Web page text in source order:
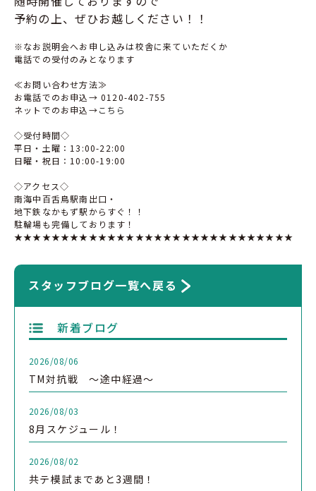
予約の上、ぜひお越しください！！
※なお説明会へお申し込みは校舎に来ていただくか
電話での受付のみとなります
≪お問い合わせ方法≫
お電話でのお申込→ 0120-402-755
ネットでのお申込→こちら
◇受付時間◇
平日・土曜：13:00-22:00
日曜・祝日：10:00-19:00
◇アクセス◇
南海中百舌鳥駅南出口・
地下鉄なかもず駅からすぐ！！
駐輪場も完備しております！
★★★★★★★★★★★★★★★★★★★★★★★★★★★★★★
スタッフブログ一覧へ戻る
新着ブログ
2026/08/06
TM対抗戦 ～途中経過～
2026/08/03
8月スケジュール！
2026/08/02
共テ模試まであと3週間！